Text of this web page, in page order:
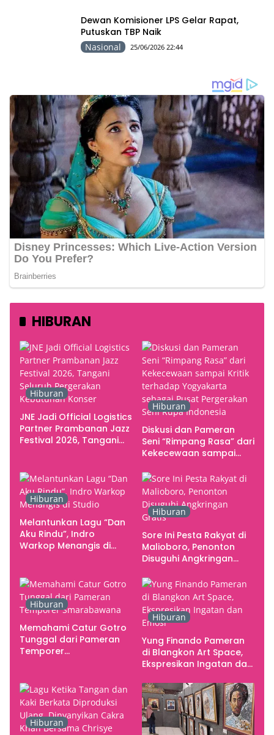
Dewan Komisioner LPS Gelar Rapat,
Putuskan TBP Naik
Nasional 25/06/2026 22:44
HIBURAN
Hiburan
JNE Jadi Official Logistics
Partner Prambanan Jazz
Festival 2026, Tangani
Hiburan
Diskusi dan Pameran
Seni “Rimpang Rasa” dari
Kekecewaan sampai
Yogyakarta sebagai
Pusat Pergerakan Seni
Rupa Indonesia
Hiburan
Melantunkan Lagu “Dan
Aku Rindu”, Indro
Warkop Menangis di
Hiburan
Sore Ini Pesta Rakyat di
Malioboro, Penonton
Disuguhi Angkringan
Hiburan
Memahami Catur Gotro
Tunggal dari Pameran
Temporer
Hiburan
Yung Finando Pameran
di Blangkon Art Space,
Ekspresikan Ingatan dan
Hiburan